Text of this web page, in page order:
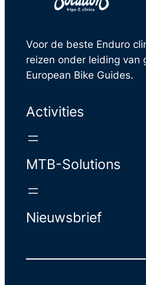
Voor de beste Enduro
reizen onder leiding van
European Bike Guides.
Activities
MTB-Solutions
Nieuwsbrief